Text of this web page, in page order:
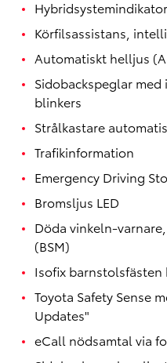
Hybridsystemindikator
Körfilsassistans,
Automatiskt helljus
Sidobackspeglar med
blinkers
Strålkastare
Trafikinformation
Emergency Driving
Bromsljus LED
Döda vinkeln-
(BSM)
Isofix barnstolsfästen
Toyota Safety Sense
Updates"
eCall nödsamtal via